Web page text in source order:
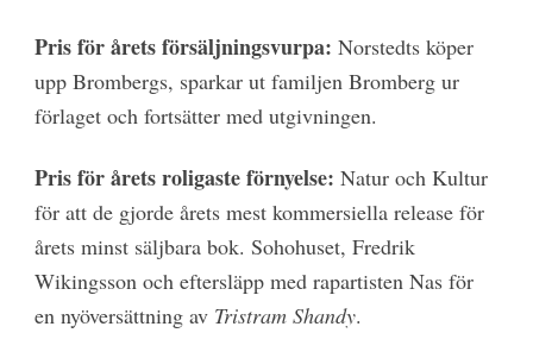
Pris för årets försäljningsvurpa: Norstedts köper
upp Brombergs, sparkar ut familjen Bromberg ur
förlaget och fortsätter med utgivningen.
Pris för årets roligaste förnyelse: Natur och Kultur
för att de gjorde årets mest kommersiella release för
årets minst säljbara bok. Sohohuset, Fredrik
Wikingsson och eftersläpp med rapartisten Nas för
en nyöversättning av Tristram Shandy.